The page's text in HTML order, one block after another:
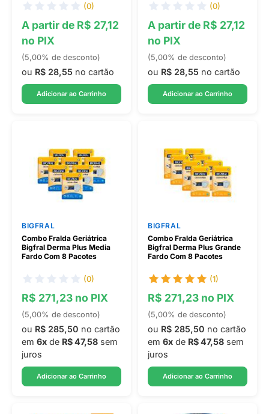
(0)
A partir de R$ 27,12
no PIX
(5,00% de desconto)
ou R$ 28,55 no cartão
Adicionar ao Carrinho
(0)
A partir de R$ 27,12
no PIX
(5,00% de desconto)
ou R$ 28,55 no cartão
Adicionar ao Carrinho
BIGFRAL
Combo Fralda Geriátrica
Bigfral Derma Plus Media
Fardo Com 8 Pacotes
(0)
R$ 271,23 no PIX
(5,00% de desconto)
ou R$ 285,50 no cartão
em 6x de R$ 47,58 sem
juros
Adicionar ao Carrinho
BIGFRAL
Combo Fralda Geriátrica
Bigfral Derma Plus Grande
Fardo Com 8 Pacotes
(1)
R$ 271,23 no PIX
(5,00% de desconto)
ou R$ 285,50 no cartão
em 6x de R$ 47,58 sem
juros
Adicionar ao Carrinho